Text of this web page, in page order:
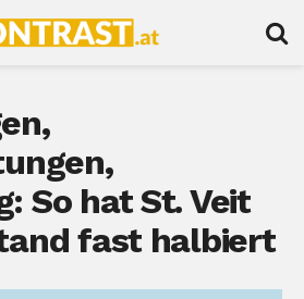
So hat St. Veit
fast halbiert